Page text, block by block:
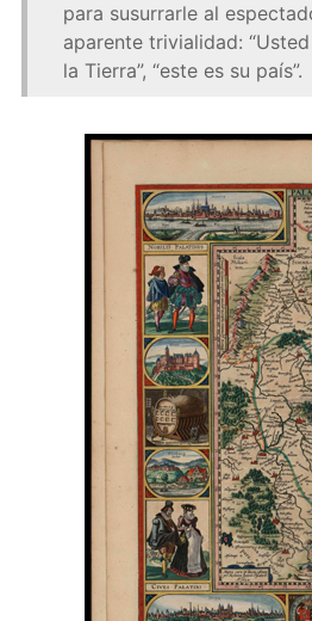
para susurrarle al
aparente trivialidad: “Usted
la Tierra”, “este es su país”.